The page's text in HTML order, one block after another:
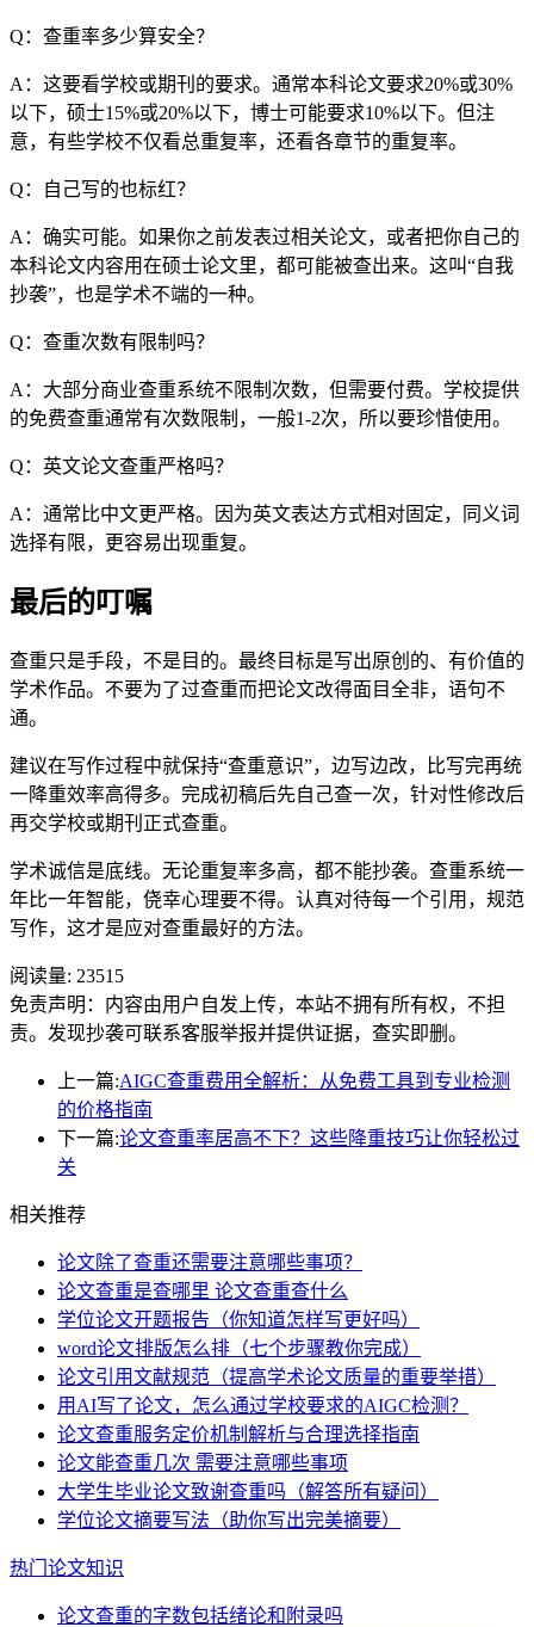
Q：查重率多少算安全？
A：这要看学校或期刊的要求。通常本科论文要求20%或30%
以下，硕士15%或20%以下，博士可能要求10%以下。但注
意，有些学校不仅看总重复率，还看各章节的重复率。
Q：自己写的也标红？
A：确实可能。如果你之前发表过相关论文，或者把你自己的
本科论文内容用在硕士论文里，都可能被查出来。这叫“自我
抄袭”，也是学术不端的一种。
Q：查重次数有限制吗？
A：大部分商业查重系统不限制次数，但需要付费。学校提供
的免费查重通常有次数限制，一般1-2次，所以要珍惜使用。
Q：英文论文查重严格吗？
A：通常比中文更严格。因为英文表达方式相对固定，同义词
选择有限，更容易出现重复。
最后的叮嘱
查重只是手段，不是目的。最终目标是写出原创的、有价值的
学术作品。不要为了过查重而把论文改得面目全非，语句不
通。
建议在写作过程中就保持“查重意识”，边写边改，比写完再统
一降重效率高得多。完成初稿后先自己查一次，针对性修改后
再交学校或期刊正式查重。
学术诚信是底线。无论重复率多高，都不能抄袭。查重系统一
年比一年智能，侥幸心理要不得。认真对待每一个引用，规范
写作，这才是应对查重最好的方法。
阅读量: 23515
免责声明：内容由用户自发上传，本站不拥有所有权，不担
责。发现抄袭可联系客服举报并提供证据，查实即删。
上一篇:AIGC查重费用全解析：从免费工具到专业检测
的价格指南
下一篇:论文查重率居高不下？这些降重技巧让你轻松过
关
相关推荐
论文除了查重还需要注意哪些事项？
论文查重是查哪里 论文查重查什么
学位论文开题报告（你知道怎样写更好吗）
word论文排版怎么排（七个步骤教你完成）
论文引用文献规范（提高学术论文质量的重要举措）
用AI写了论文，怎么通过学校要求的AIGC检测？
论文查重服务定价机制解析与合理选择指南
论文能查重几次 需要注意哪些事项
大学生毕业论文致谢查重吗（解答所有疑问）
学位论文摘要写法（助你写出完美摘要）
热门论文知识
论文查重的字数包括绪论和附录吗